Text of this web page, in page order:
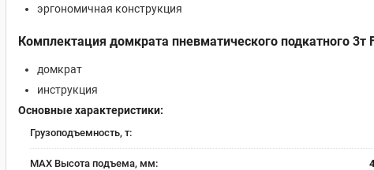
эргономичная конструкция
Комплектация домкрата пневматического подкатного 3т
домкрат
инструкция
Основные характеристики:
Грузоподъемность, т:
MAX Высота подъема, мм: